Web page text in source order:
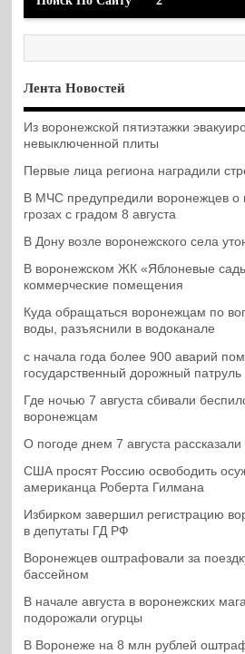
Лента Новостей
Из воронежской пятиэтажки
невыключенной плиты
Первые лица региона наградили
В МЧС предупредили воронежцев о
грозах с градом 8 августа
В Дону возле воронежского села
В воронежском ЖК «Яблоневые
коммерческие помещения
Куда обращаться воронежцам по
воды, разъяснили в водоканале
с начала года более 900 аварий
государственный дорожный патруль
Где ночью 7 августа сбивали
воронежцам
О погоде днем 7 августа
США просят Россию освободить
американца Роберта Гилмана
Избирком завершил регистрацию
в депутаты ГД РФ
Воронежцев оштрафовали за
бассейном
В начале августа в воронежских
подорожали огурцы
В Воронеже на 8 млн рублей